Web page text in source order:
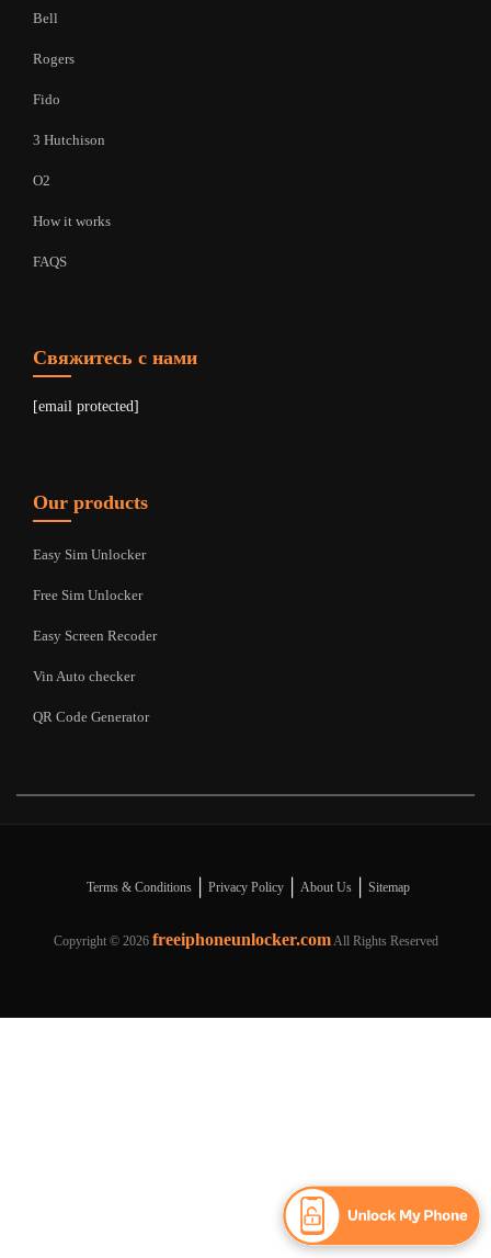
Bell
Rogers
Fido
3 Hutchison
O2
How it works
FAQS
Свяжитесь с нами
[email protected]
Our products
Easy Sim Unlocker
Free Sim Unlocker
Easy Screen Recoder
Vin Auto checker
QR Code Generator
Terms & Conditions Privacy Policy About Us Sitemap
Copyright © 2026 freeiphoneunlocker.comAll Rights Reserved